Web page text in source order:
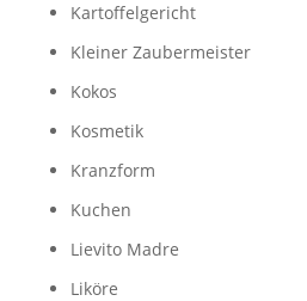
Kartoffelgericht
Kleiner Zaubermeister
Kokos
Kosmetik
Kranzform
Kuchen
Lievito Madre
Liköre